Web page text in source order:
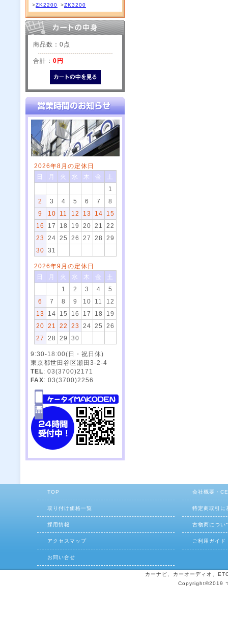
>ZK2200 >ZK3200
商品数：0点
合計： 0円
2026年8月の定休日
日
月 火 水 木 金
土
1
2
3 4 5 6 7
8
9
10 11 12 13 14
15
16
17 18 19 20 21
22
23
24 25 26 27 28
29
30
31
2026年9月の定休日
日
月 火 水 木 金
土
1
2 3 4
5
6
7 8 9 10 11
12
13
14 15 16 17 18
19
20
21 22 23 24 25
26
27
28 29 30
9:30-18:00(日・祝日休)
東京都世田谷区瀬田3-2-4
TEL: 03(3700)2171
FAX: 03(3700)2256
TOP 会社概要・
取り付け価格一覧 特定商取引に
採用情報 古物商につい
アクセスマップ ご利用ガイド
お問い合せ
カーナビ、カーオーディオ、
Copyright©2019